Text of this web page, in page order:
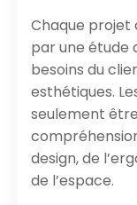
Chaque projet
par une étude
besoins du
esthétiques.
seulement
design, de
de l’espace.